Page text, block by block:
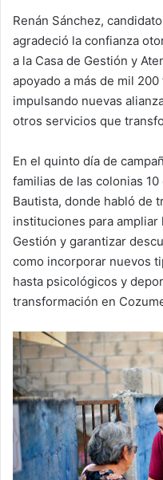
Renán Sánchez,
agradeció la confianza
a la Casa de Gestión y
apoyado a más de mil
impulsando nuevas
otros servicios que
En el quinto día de
familias de las colonias
Bautista, donde habló de
instituciones para ampliar
Gestión y garantizar
como incorporar nuevos
hasta psicológicos y
transformación en